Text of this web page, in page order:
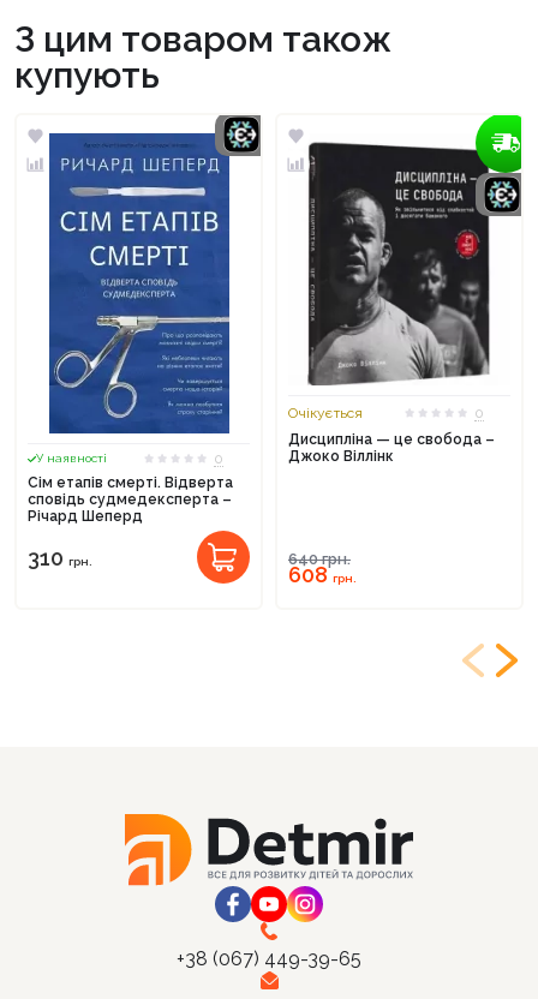
З цим товаром також
купують
У наявності
0
Сім етапів смерті. Відверта
сповідь судмедексперта –
Річард Шеперд
310 грн.
Очікується
0
Дисципліна — це свобода –
Джоко Віллінк
640грн.
608грн.
+38 (067) 449-39-65